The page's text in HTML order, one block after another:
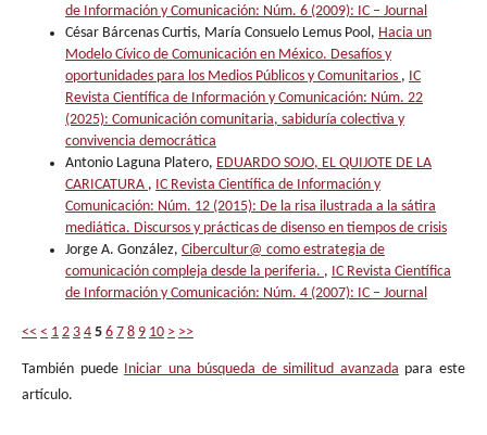
de Información y Comunicación: Núm. 6 (2009): IC – Journal
César Bárcenas Curtis, María Consuelo Lemus Pool, Hacia un
Modelo Cívico de Comunicación en México. Desafíos y
oportunidades para los Medios Públicos y Comunitarios , IC
Revista Científica de Información y Comunicación: Núm. 22
(2025): Comunicación comunitaria, sabiduría colectiva y
convivencia democrática
Antonio Laguna Platero, EDUARDO SOJO, EL QUIJOTE DE LA
CARICATURA , IC Revista Científica de Información y
Comunicación: Núm. 12 (2015): De la risa ilustrada a la sátira
mediática. Discursos y prácticas de disenso en tiempos de crisis
Jorge A. González, Cibercultur@ como estrategia de
comunicación compleja desde la periferia. , IC Revista Científica
de Información y Comunicación: Núm. 4 (2007): IC – Journal
<< < 1 2 3 4 5 6 7 8 9 10 > >>
También puede Iniciar una búsqueda de similitud avanzada para este
artículo.